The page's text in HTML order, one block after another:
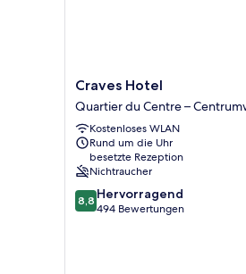
Craves
Hotel
Quartier
du
Centre
–
Centrumwijk
Craves Hotel
Quartier du Centre –
Kostenloses WLAN
Rund um die Uhr
besetzte Rezeption
Nichtraucher
8.8
von
8,8 Hervorragend
494 Bewertungen